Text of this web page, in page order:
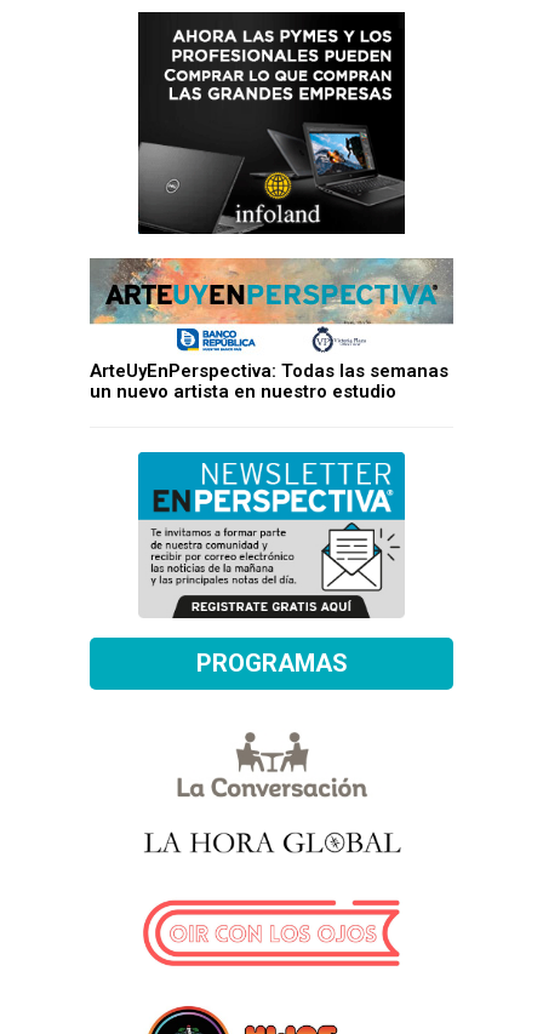
ArteUyEnPerspectiva: Todas las semanas
un nuevo artista en nuestro estudio
PROGRAMAS